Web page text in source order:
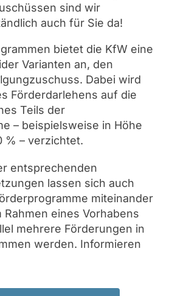
sind wir
auch für Sie da!
bietet die KfW eine
Varianten an, den
Dabei wird
Förderdarlehens auf die
Teils der
– beispielsweise in Höhe
% – verzichtet.
entsprechenden
lassen sich auch
miteinander
Rahmen eines Vorhabens
mehrere Förderungen in
werden. Informieren